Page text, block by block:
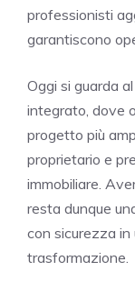
professionisti
garantiscono
Oggi si guarda
integrato, dove
progetto più
proprietario e
immobiliare.
resta dunque
con sicurezza in
trasformazione.